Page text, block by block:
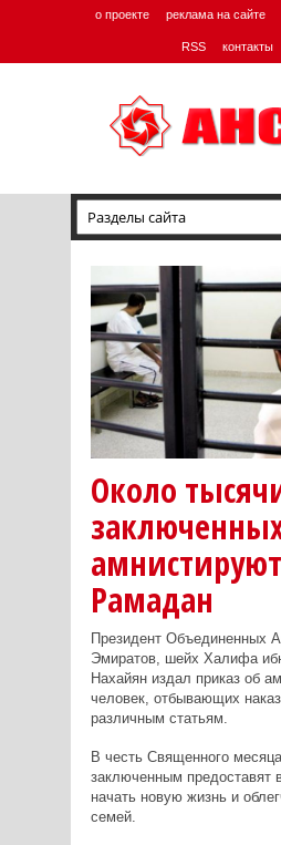
о проекте реклама на сайте
RSS контакты
Около
Рамадан
Президент Объединенных
Эмиратов, шейх Халифа
Нахайян издал приказ об
человек, отбывающих
различным статьям.
В честь Священного
заключенным предоставят
начать новую жизнь и
семей.